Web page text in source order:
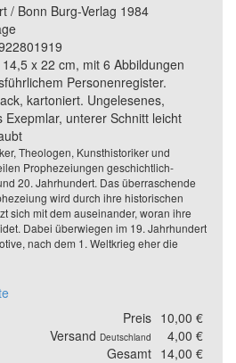
/ Bonn Burg-Verlag 1984
x 22 cm, mit 6 Abbildungen
Personenregister.
kartoniert. Ungelesenes,
Exepmlar, unterer Schnitt leicht
Theologen, Kunsthistoriker und
Prophezeiungen geschichtlich-
20. Jahrhundert. Das überraschende
wird durch ihre historischen
sich mit dem auseinander, woran ihre
Dabei überwiegen im 19. Jahrhundert
nach dem 1. Weltkrieg eher die
Preis 10,00 €
Versand Deutschland
4,00 €
Gesamt 14,00 €